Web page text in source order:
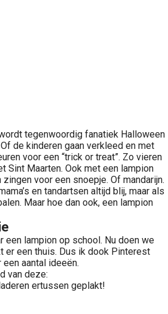
tegenwoordig fanatiek Halloween
de kinderen gaan verkleed en met
voor een “trick or treat”. Zo vieren
Sint Maarten. Ook met een lampion
voor een snoepje. Of mandarijn.
en tandartsen altijd blij, maar als
Maar hoe dan ook, een lampion
een lampion op school. Nu doen we
er een thuis. Dus ik dook Pinterest
aantal ideeën.
van deze:
ertussen geplakt!